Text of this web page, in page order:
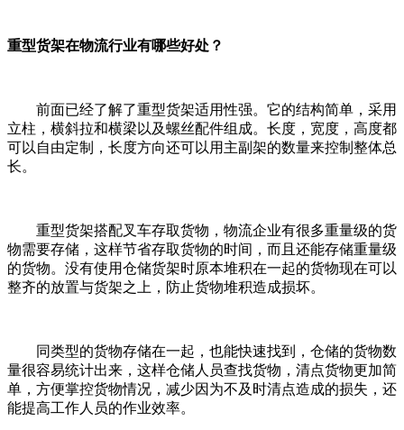
重型货架在物流行业有哪些好处？
前面已经了解了重型货架适用性强。它的结构简单，采用
立柱，横斜拉和横梁以及螺丝配件组成。长度，宽度，高度都
可以自由定制，长度方向还可以用主副架的数量来控制整体总
长。
重型货架搭配叉车存取货物，物流企业有很多重量级的货
物需要存储，这样节省存取货物的时间，而且还能存储重量级
的货物。没有使用仓储货架时原本堆积在一起的货物现在可以
整齐的放置与货架之上，防止货物堆积造成损坏。
同类型的货物存储在一起，也能快速找到，仓储的货物数
量很容易统计出来，这样仓储人员查找货物，清点货物更加简
单，方便掌控货物情况，减少因为不及时清点造成的损失，还
能提高工作人员的作业效率。